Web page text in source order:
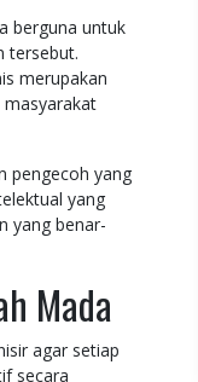
berguna untuk
tersebut.
merupakan
masyarakat
pengecoh yang
yang
yang benar-
Mada
agar setiap
secara